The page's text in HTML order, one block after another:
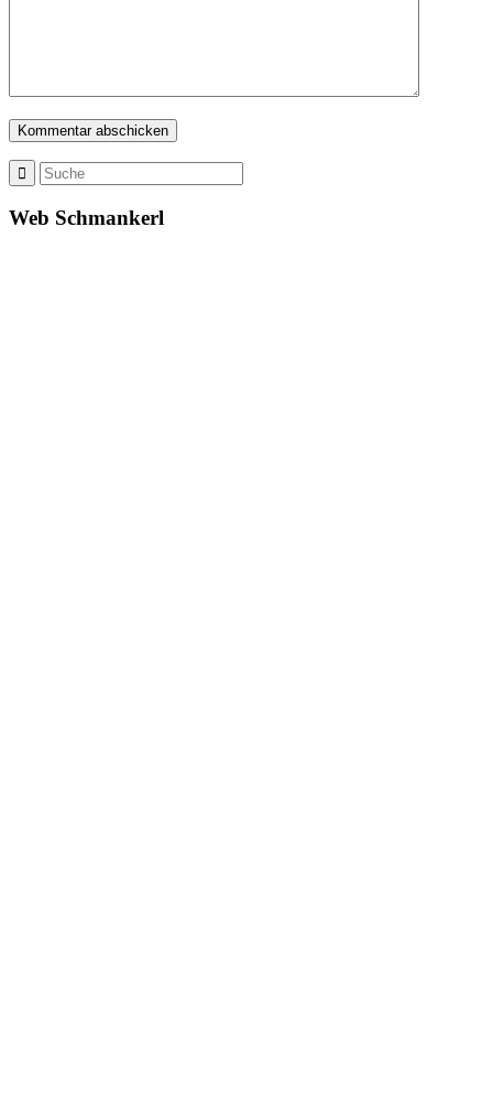
Web Schmankerl